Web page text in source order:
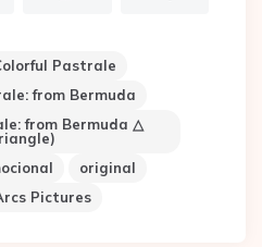
Pastrale
from Bermuda
from Bermuda △
original
Pictures